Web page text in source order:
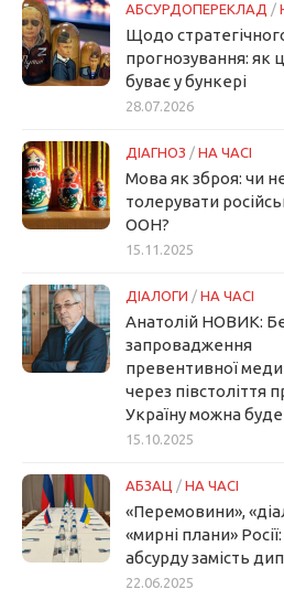
АБСУРДОПЕРЕКЛАД /
Щодо
прогнозування: як
буває у бункері
28.07.2026
ДІАГНОЗ / НА ЧАСІ
Мова як зброя: чи
толерувати
ООН?
15.11.2025
ДІАЛОГИ / НА ЧАСІ
Анатолій НОВИК:
запровадження
превентивної
через півстоліття
Україну можна буде
15.10.2025
АБЗАЦ / НА ЧАСІ
«Перемовини»,
«мирні плани»
абсурду замість
22.06.2025